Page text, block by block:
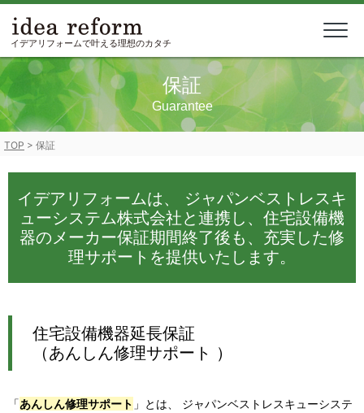
Skip
content
イデアリフォームで叶える理想のカタチ
保証
Guarantee
TOP > 保証
イデアリフォームは、 ジャパンベストレスキ
ューシステム株式会社と連携し、住宅設備機
器のメーカー保証期間終了後も、充実した修
理サポートを提供いたします。
住宅設備機器延長保証
（あんしん修理サポート ）
「あんしん修理サポート 」とは、 ジャパンベストレスキューシステ